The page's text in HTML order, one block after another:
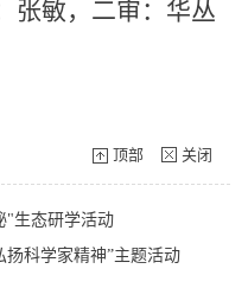
张敏，二审：华丛
顶部 关闭
"生态研学活动
扬科学家精神”主题活动